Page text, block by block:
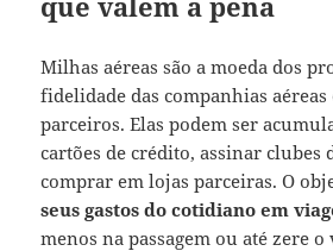
Milhas aéreas são a moeda dos
fidelidade das companhias aéreas
parceiros. Elas podem ser
cartões de crédito, assinar clubes
comprar em lojas parceiras. O
seus gastos do cotidiano em
menos na passagem ou até zere